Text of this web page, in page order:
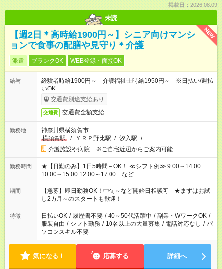
掲載日：2026.08.09
未読
NEW
【週2日＊高時給1900円～】シニア向けマンシ
ョンで食事の配膳や見守り＊介護
派遣 ブランクOK WEB登録・面接OK
給与
経験者時給1900円～ 介護福祉士時給1950円～ ※日払い/週払
いOK
交通費別途支給あり
交通費 交通費全額支給
勤務地
神奈川県横須賀市
横須賀駅
/ ＹＲＰ野比駅 / 汐入駅 / …
介護施設や病院 ※ご自宅近辺からご案内可能
勤務時間
★【日勤のみ】1日5時間～OK！ ≪シフト例≫ 9:00～14:00
10:00～15:00 12:00～17:00 など
期間
【急募】即日勤務OK！中旬～など開始日相談可 ★まずはお試
し2カ月～のスタートも歓迎！
特徴 日払いOK / 履歴書不要 / 40～50代活躍中 / 副業・WワークOK /
服装自由 / シフト勤務 / 10名以上の大量募集 / 電話対応なし / パ
ソコンスキル不要
気になる！ 応募する 詳細へ